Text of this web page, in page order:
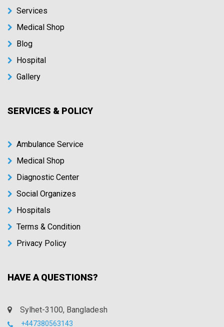
Services
Medical Shop
Blog
Hospital
Gallery
SERVICES & POLICY
Ambulance Service
Medical Shop
Diagnostic Center
Social Organizes
Hospitals
Terms & Condition
Privacy Policy
HAVE A QUESTIONS?
Sylhet-3100, Bangladesh
+447380563143